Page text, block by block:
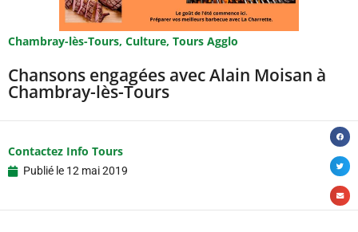
Chambray-lès-Tours, Culture, Tours Agglo
Chansons engagées avec Alain Moisan à
Chambray-lès-Tours
Contactez Info Tours
Publié le 12 mai 2019